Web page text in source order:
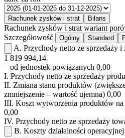
Rachunek zysków i strat Bilans
Rachunek zysków i strat wariant
Szczegółowość
Ogólny Standard
A. Przychody netto ze sprzedaży
1 819 994,14
– od jednostek powiązanych 0,00
I. Przychody netto ze sprzedaży
II. Zmiana stanu produktów
zmniejszenie – wartość ujemna) 0,00
III. Koszt wytworzenia produktów na
0,00
IV. Przychody netto ze sprzedaży
B. Koszty działalności operacyjnej